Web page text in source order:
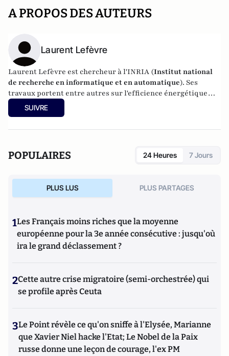
A PROPOS DES AUTEURS
Laurent Lefèvre
Laurent Lefèvre est chercheur à l'INRIA (Institut national
de recherche en informatique et en automatique). Ses
travaux portent entre autres sur l'efficience énergétique
des réseaux informatiques.
SUIVRE
POPULAIRES 24 Heures 7 Jours
PLUS LUS PLUS PARTAGES
1Les Français moins riches que la moyenne
européenne pour la 3e année consécutive : jusqu'où
ira le grand déclassement ?
2Cette autre crise migratoire (semi-orchestrée) qui
se profile après Ceuta
3Le Point révèle ce qu'on sniffe à l'Elysée, Marianne
que Xavier Niel hacke l'Etat; Le Nobel de la Paix
russe donne une leçon de courage, l'ex PM